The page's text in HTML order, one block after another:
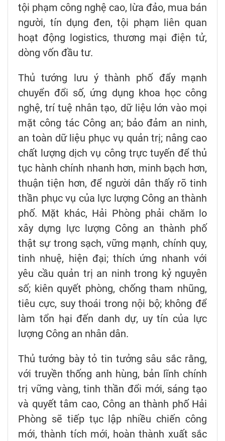
tội phạm công nghệ cao, lừa đảo, mua bán
người, tín dụng đen, tội phạm liên quan
hoạt động logistics, thương mại điện tử,
dòng vốn đầu tư.
Thủ tướng lưu ý thành phố đẩy mạnh
chuyển đổi số, ứng dụng khoa học công
nghệ, trí tuệ nhân tạo, dữ liệu lớn vào mọi
mặt công tác Công an; bảo đảm an ninh,
an toàn dữ liệu phục vụ quản trị; nâng cao
chất lượng dịch vụ công trực tuyến để thủ
tục hành chính nhanh hơn, minh bạch hơn,
thuận tiện hơn, để người dân thấy rõ tinh
thần phục vụ của lực lượng Công an thành
phố. Mặt khác, Hải Phòng phải chăm lo
xây dựng lực lượng Công an thành phố
thật sự trong sạch, vững mạnh, chính quy,
tinh nhuệ, hiện đại; thích ứng nhanh với
yêu cầu quản trị an ninh trong kỷ nguyên
số; kiên quyết phòng, chống tham nhũng,
tiêu cực, suy thoái trong nội bộ; không để
làm tổn hại đến danh dự, uy tín của lực
lượng Công an nhân dân.
Thủ tướng bày tỏ tin tưởng sâu sắc rằng,
với truyền thống anh hùng, bản lĩnh chính
trị vững vàng, tinh thần đổi mới, sáng tạo
và quyết tâm cao, Công an thành phố Hải
Phòng sẽ tiếp tục lập nhiều chiến công
mới, thành tích mới, hoàn thành xuất sắc